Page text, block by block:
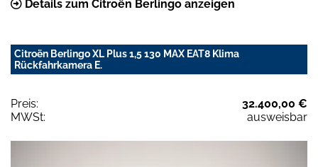
Details zum Citroën Berlingo anzeigen
Citroën Berlingo XL Plus 1,5 130 MAX EAT8 Klima
Rückfahrkamera E.
Preis:
32.400,00 €
MWSt:
ausweisbar